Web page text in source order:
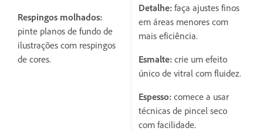
Respingos molhados:
pinte planos de fundo de
ilustrações com respingos
de cores.
Detalhe: faça ajustes finos
em áreas menores com
mais eficiência.
Esmalte: crie um efeito
único de vitral com fluidez.
Espesso: comece a usar
técnicas de pincel seco
com facilidade.